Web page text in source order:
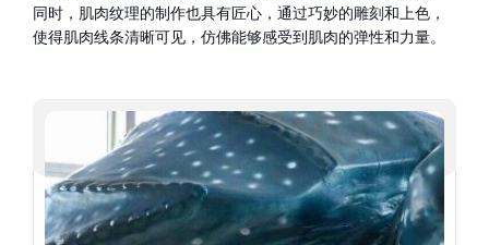
同时，肌肉纹理的制作也具有匠心，通过巧妙的雕刻和上色，
使得肌肉线条清晰可见，仿佛能够感受到肌肉的弹性和力量。